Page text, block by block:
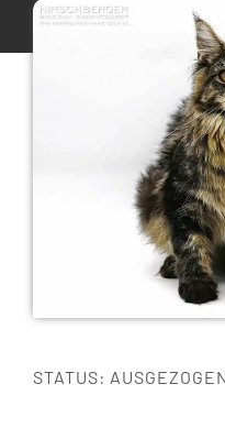
Maine Coon Babys
Maine Coon
STATUS: